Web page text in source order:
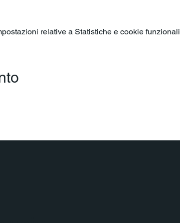
relative a Statistiche e cookie